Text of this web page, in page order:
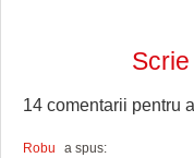
14 comentarii pentru
Robu a spus: